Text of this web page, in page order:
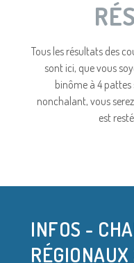
Tous les résultats des
sont ici, que vous
binôme à 4
nonchalant, vous
est
INFOS -